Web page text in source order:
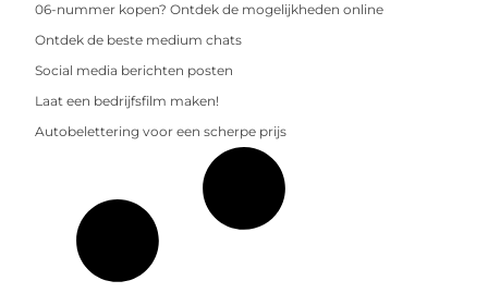
06-nummer kopen? Ontdek de mogelijkheden online
Ontdek de beste medium chats
Social media berichten posten
Laat een bedrijfsfilm maken!
Autobelettering voor een scherpe prijs